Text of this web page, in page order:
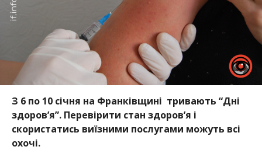
З 6 по 10 січня на Франківщині тривають “Дні
здоров’я”. Перевірити стан здоров’я і
скористатись виїзними послугами можуть всі
охочі.